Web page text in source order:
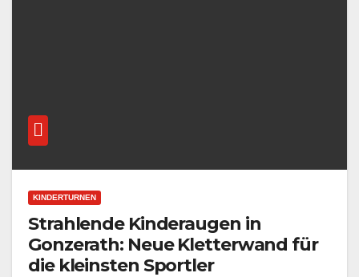
KINDERTURNEN
Strahlende Kinderaugen in
Gonzerath: Neue Kletterwand für
die kleinsten Sportler